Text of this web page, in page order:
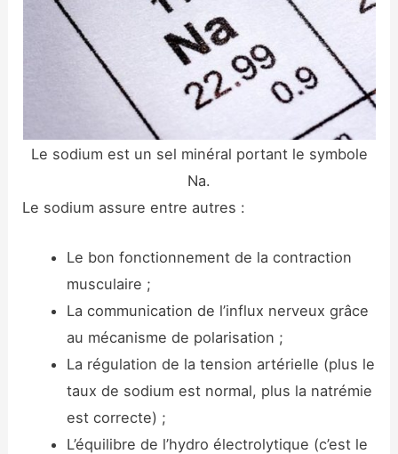
Le sodium est un sel minéral portant le symbole
Na.
Le sodium assure entre autres :
Le bon fonctionnement de la contraction
musculaire ;
La communication de l’influx nerveux grâce
au mécanisme de polarisation ;
La régulation de la tension artérielle (plus le
taux de sodium est normal, plus la natrémie
est correcte) ;
L’équilibre de l’hydro électrolytique (c’est le